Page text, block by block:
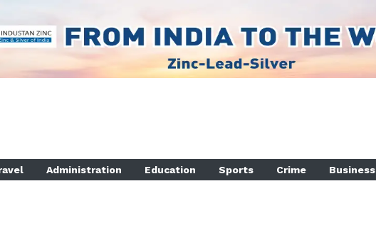
Administration Education Sports Crime Business